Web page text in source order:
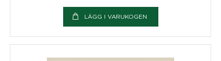
LÄGG I VARUKOGEN